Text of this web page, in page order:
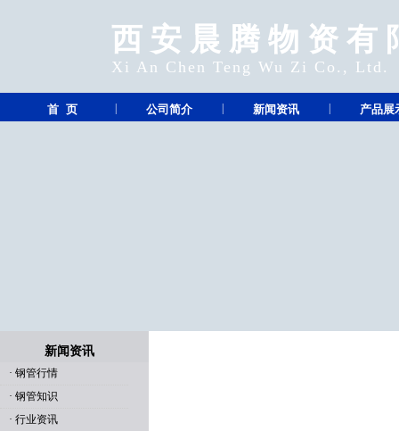
西安晨腾物资有
Xi An Chen Teng Wu Zi Co., Ltd.
首 页 公司简介 新闻资讯 产品展
新闻资讯
· 钢管行情
· 钢管知识
· 行业资讯